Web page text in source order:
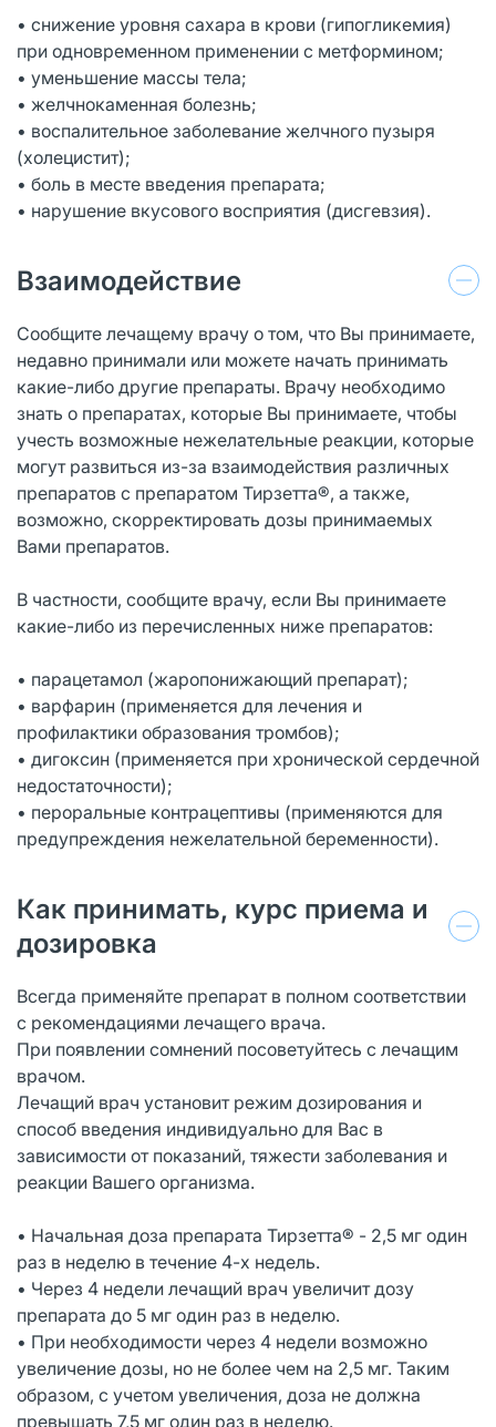
• снижение уровня сахара в крови (гипогликемия)
при одновременном применении с метформином;
• уменьшение массы тела;
• желчнокаменная болезнь;
• воспалительное заболевание желчного пузыря
(холецистит);
• боль в месте введения препарата;
• нарушение вкусового восприятия (дисгевзия).
Взаимодействие
Сообщите лечащему врачу о том, что Вы принимаете,
недавно принимали или можете начать принимать
какие-либо другие препараты. Врачу необходимо
знать о препаратах, которые Вы принимаете, чтобы
учесть возможные нежелательные реакции, которые
могут развиться из-за взаимодействия различных
препаратов с препаратом Тирзетта®, а также,
возможно, скорректировать дозы принимаемых
Вами препаратов.
В частности, сообщите врачу, если Вы принимаете
какие-либо из перечисленных ниже препаратов:
• парацетамол (жаропонижающий препарат);
• варфарин (применяется для лечения и
профилактики образования тромбов);
• дигоксин (применяется при хронической сердечной
недостаточности);
• пероральные контрацептивы (применяются для
предупреждения нежелательной беременности).
Как принимать, курс приема и
дозировка
Всегда применяйте препарат в полном соответствии
с рекомендациями лечащего врача.
При появлении сомнений посоветуйтесь с лечащим
врачом.
Лечащий врач установит режим дозирования и
способ введения индивидуально для Вас в
зависимости от показаний, тяжести заболевания и
реакции Вашего организма.
• Начальная доза препарата Тирзетта® - 2,5 мг один
раз в неделю в течение 4-х недель.
• Через 4 недели лечащий врач увеличит дозу
препарата до 5 мг один раз в неделю.
• При необходимости через 4 недели возможно
увеличение дозы, но не более чем на 2,5 мг. Таким
образом, с учетом увеличения, доза не должна
превышать 7,5 мг один раз в неделю.